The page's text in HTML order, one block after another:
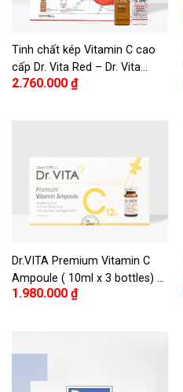
Tinh chất kép Vitamin C cao
cấp Dr. Vita Red – Dr. Vita
Premium Vita C Dual Solution
2.760.000 ₫
Dr.VITA Premium Vitamin C
Ampoule ( 10ml x 3 bottles) –
Ampoule Dr.VITA Vitamin C
1.980.000 ₫